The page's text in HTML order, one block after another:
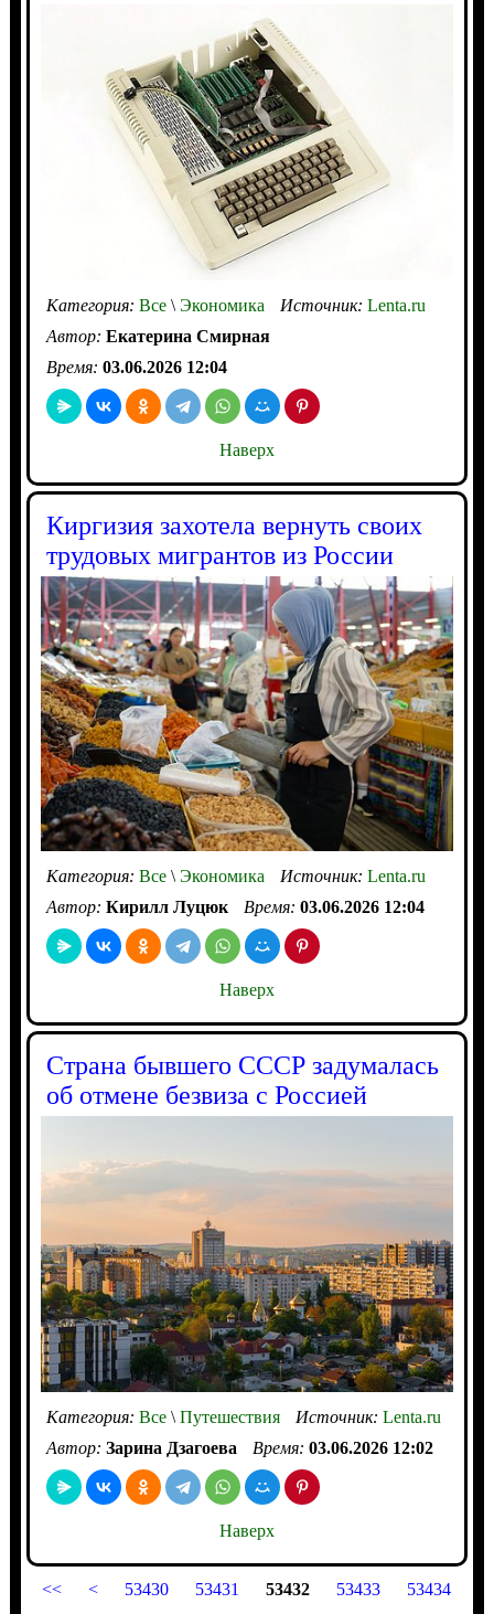
Категория: Все\Экономика Источник: Lenta.ru
Автор: Екатерина Смирная
Время: 03.06.2026 12:04
Наверх
Киргизия захотела вернуть своих
трудовых мигрантов из России
Категория: Все\Экономика Источник: Lenta.ru
Автор: Кирилл Луцюк Время: 03.06.2026 12:04
Наверх
Страна бывшего СССР задумалась
об отмене безвиза с Россией
Категория: Все\Путешествия Источник: Lenta.ru
Автор: Зарина Дзагоева Время: 03.06.2026 12:02
Наверх
<< < 53430 53431 53432 53433 53434